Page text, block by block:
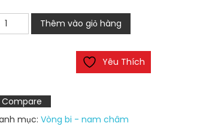
Thêm vào giỏ hàng
Yêu Thích
Compare
mục: Vòng bi - nam châm